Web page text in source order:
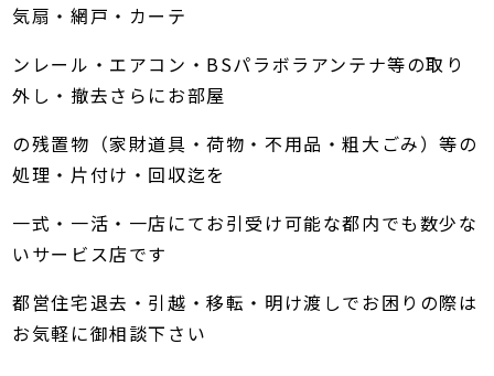
気扇・網戸・カーテ
ンレール・エアコン・BSパラボラアンテナ等の取り
外し・撤去さらにお部屋
の残置物（家財道具・荷物・不用品・粗大ごみ）等の
処理・片付け・回収迄を
一式・一活・一店にてお引受け可能な都内でも数少な
いサービス店です
都営住宅退去・引越・移転・明け渡しでお困りの際は
お気軽に御相談下さい